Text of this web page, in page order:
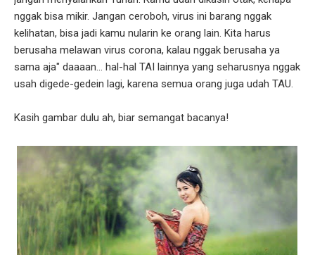
nggak bisa mikir. Jangan ceroboh, virus ini barang nggak
kelihatan, bisa jadi kamu nularin ke orang lain. Kita harus
berusaha melawan virus corona, kalau nggak berusaha ya
sama aja" daaaan... hal-hal TAI lainnya yang seharusnya nggak
usah digede-gedein lagi, karena semua orang juga udah TAU.
Kasih gambar dulu ah, biar semangat bacanya!